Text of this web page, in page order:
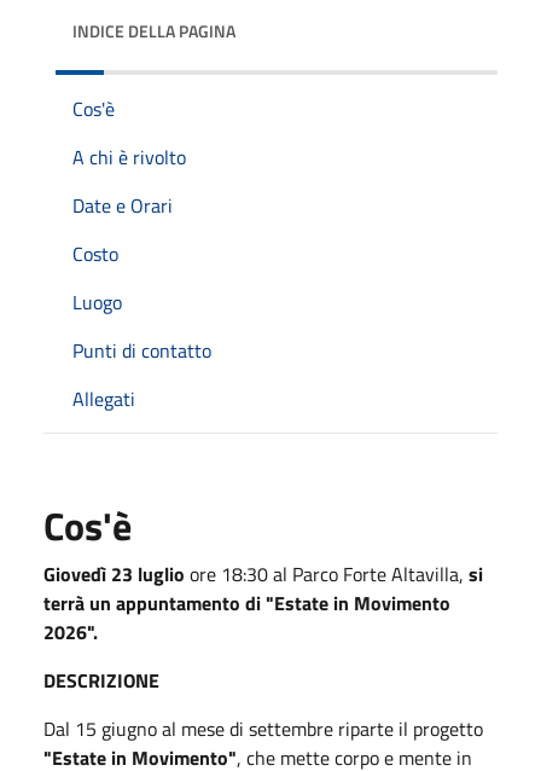
INDICE DELLA PAGINA
Cos'è
A chi è rivolto
Date e Orari
Costo
Luogo
Punti di contatto
Allegati
Cos'è
Giovedì 23 luglio ore 18:30 al Parco Forte Altavilla, si
terrà un appuntamento di "Estate in Movimento
2026".
DESCRIZIONE
Dal 15 giugno al mese di settembre riparte il progetto
"Estate in Movimento", che mette corpo e mente in